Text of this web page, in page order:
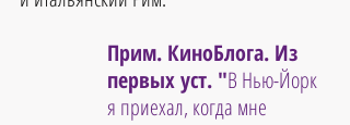
Прим. КиноБлога. Из
первых уст. "В Нью-Йорк
я приехал, когда мне